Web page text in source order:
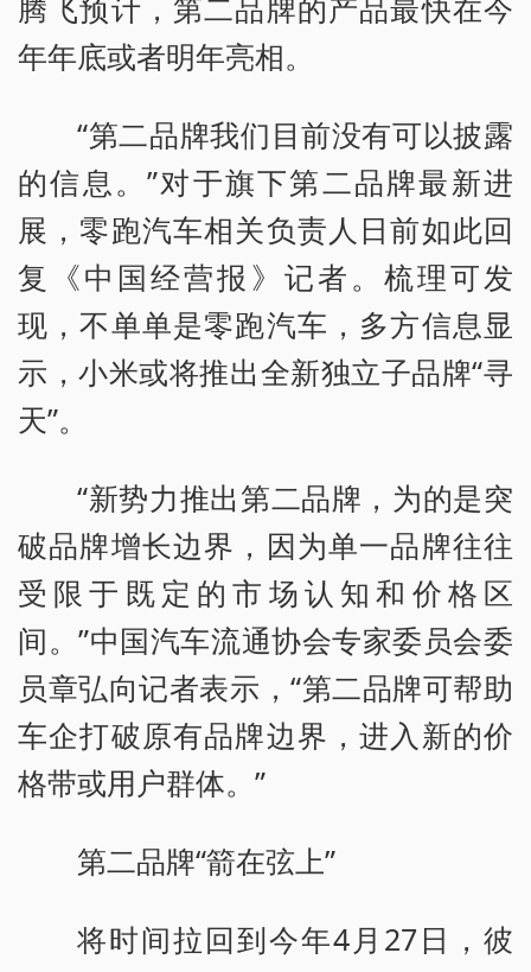
腾飞预计，第二品牌的产品最快在今
年年底或者明年亮相。
“第二品牌我们目前没有可以披露
的信息。”对于旗下第二品牌最新进
展，零跑汽车相关负责人日前如此回
复《中国经营报》记者。梳理可发
现，不单单是零跑汽车，多方信息显
示，小米或将推出全新独立子品牌“寻
天”。
“新势力推出第二品牌，为的是突
破品牌增长边界，因为单一品牌往往
受限于既定的市场认知和价格区
间。”中国汽车流通协会专家委员会委
员章弘向记者表示，“第二品牌可帮助
车企打破原有品牌边界，进入新的价
格带或用户群体。”
第二品牌“箭在弦上”
将时间拉回到今年4月27日，彼